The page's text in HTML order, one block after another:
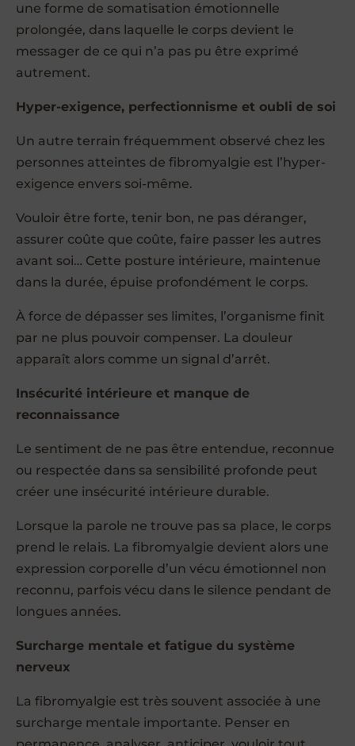
une forme de somatisation émotionnelle
prolongée, dans laquelle le corps devient le
messager de ce qui n’a pas pu être exprimé
autrement.
Hyper-exigence, perfectionnisme et oubli de soi
Un autre terrain fréquemment observé chez les
personnes atteintes de fibromyalgie est l’hyper-
exigence envers soi-même.
Vouloir être forte, tenir bon, ne pas déranger,
assurer coûte que coûte, faire passer les autres
avant soi… Cette posture intérieure, maintenue
dans la durée, épuise profondément le corps.
À force de dépasser ses limites, l’organisme finit
par ne plus pouvoir compenser. La douleur
apparaît alors comme un signal d’arrêt.
Insécurité intérieure et manque de
reconnaissance
Le sentiment de ne pas être entendue, reconnue
ou respectée dans sa sensibilité profonde peut
créer une insécurité intérieure durable.
Lorsque la parole ne trouve pas sa place, le corps
prend le relais. La fibromyalgie devient alors une
expression corporelle d’un vécu émotionnel non
reconnu, parfois vécu dans le silence pendant de
longues années.
Surcharge mentale et fatigue du système
nerveux
La fibromyalgie est très souvent associée à une
surcharge mentale importante. Penser en